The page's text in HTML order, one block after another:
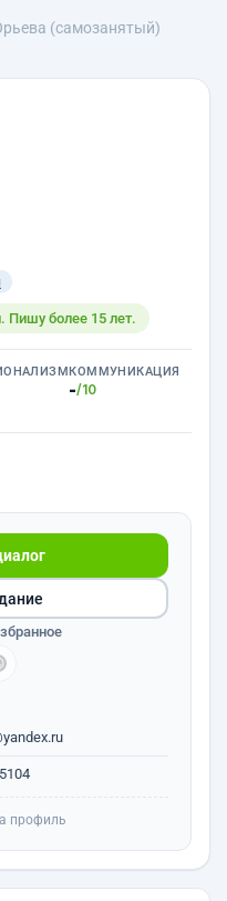
(самозанятый)
Пишу более 15 лет.
КОММУНИКАЦИЯ
-/10
профиль